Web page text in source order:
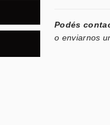
Podés
o enviarnos